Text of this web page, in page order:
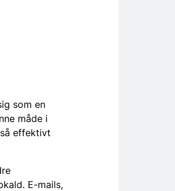
som en
måde i
effektivt
E-mails,